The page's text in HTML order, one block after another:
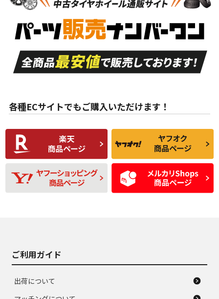
S
品）
S
新車外し品（新古
付き
A
走行距離も少なく、
目立つ傷もほとんど
ない中古品
A
走行距離も少なく、
非常に状態の良い中
古品
な中古品
んどない中古品
C
比較的きれいな中古
品
C
られるが、使用に問
題のない中古品
D
使用感や目立つ傷が
あり、一般的な中古
品
D
残り溝も少なく、偏
磨耗がみられ、短期
間使用できるくらい
の中古品
各種ECサイトでもご購入いただけます！
ご利用ガイド
出荷について